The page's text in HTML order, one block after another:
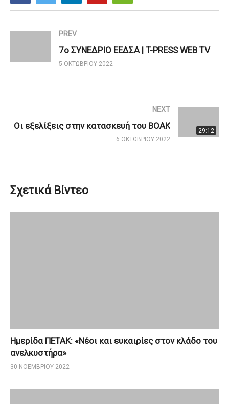
PREV
7ο ΣΥΝΕΔΡΙΟ ΕΕΔΣΑ | T-PRESS WEB TV
5 ΟΚΤΩΒΡΊΟΥ 2022
29:12
NEXT
Οι εξελίξεις στην κατασκευή του ΒΟΑΚ
6 ΟΚΤΩΒΡΊΟΥ 2022
Σχετικά Βίντεο
Ημερίδα ΠΕΤΑΚ: «Νέοι και ευκαιρίες στον κλάδο του
ανελκυστήρα»
30 ΝΟΕΜΒΡΊΟΥ 2022